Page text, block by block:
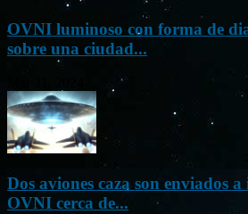
OVNI luminoso con forma de
sobre una ciudad...
Dos aviones caza son enviados
OVNI cerca de...